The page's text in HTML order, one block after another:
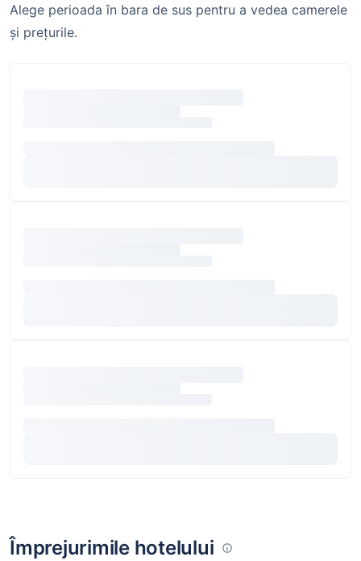
Alege perioada în bara de sus pentru a vedea camerele
și prețurile.
Împrejurimile hotelului